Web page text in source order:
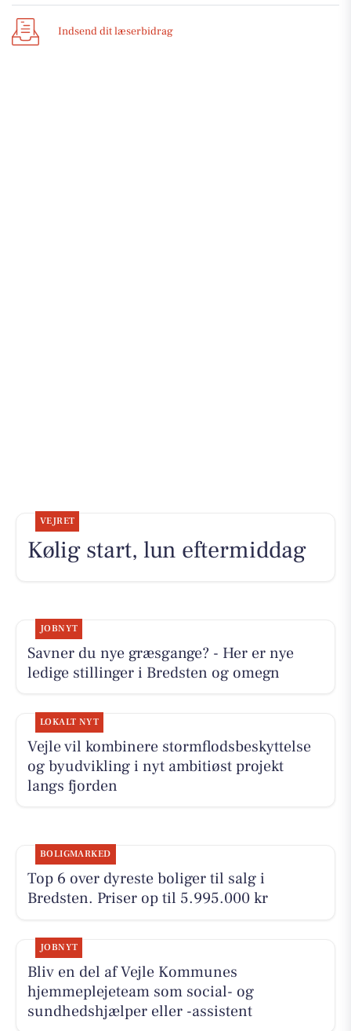
Indsend dit læserbidrag
VEJRET
Kølig start, lun eftermiddag
JOBNYT
Savner du nye græsgange? - Her er nye
ledige stillinger i Bredsten og omegn
LOKALT NYT
Vejle vil kombinere stormflodsbeskyttelse
og byudvikling i nyt ambitiøst projekt
langs fjorden
BOLIGMARKED
Top 6 over dyreste boliger til salg i
Bredsten. Priser op til 5.995.000 kr
JOBNYT
Bliv en del af Vejle Kommunes
hjemmeplejeteam som social- og
sundhedshjælper eller -assistent